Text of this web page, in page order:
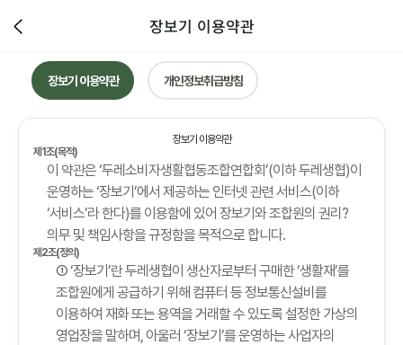
장보기 이용약관
장보기 이용약관 개인정보취급방침
장보기 이용약관
제1조(목적)
이 약관은 ‘두레소비자생활협동조합연합회’(이하 두레생협)이
운영하는 ‘장보기’에서 제공하는 인터넷 관련 서비스(이하
‘서비스’라 한다)를 이용함에 있어 장보기와 조합원의 권리?
의무 및 책임사항을 규정함을 목적으로 합니다.
제2조(정의)
① ‘장보기’란 두레생협이 생산자로부터 구매한 ‘생활재’를
조합원에게 공급하기 위해 컴퓨터 등 정보통신설비를
이용하여 재화 또는 용역을 거래할 수 있도록 설정한 가상의
영업장을 말하며, 아울러 ‘장보기’를 운영하는 사업자의